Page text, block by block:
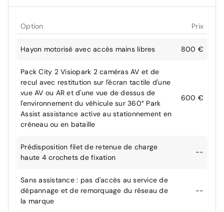
Option Prix
Hayon motorisé avec accès mains libres 800 €
Pack City 2 Visiopark 2 caméras AV et de
recul avec restitution sur l'écran tactile d'une
vue AV ou AR et d'une vue de dessus de
l'environnement du véhicule sur 360° Park
Assist assistance active au stationnement en
créneau ou en bataille
600 €
Prédisposition filet de retenue de charge
haute 4 crochets de fixation
--
Sans assistance : pas d'accès au service de
dépannage et de remorquage du réseau de
la marque
--